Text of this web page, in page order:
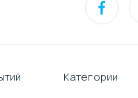
Категории